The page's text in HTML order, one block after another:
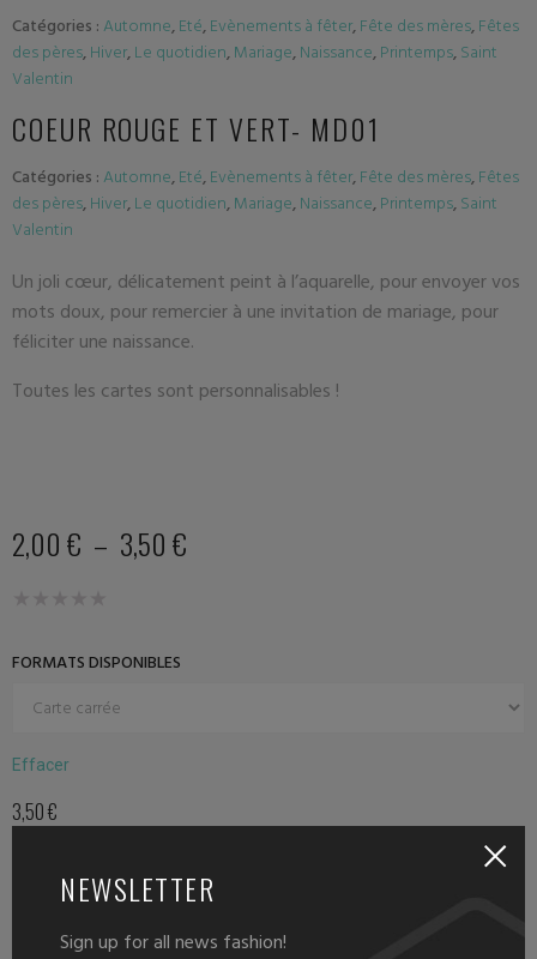
Catégories : Automne,Eté,Evènements à fêter,Fête des mères,Fêtes
des pères,Hiver,Le quotidien,Mariage,Naissance,Printemps,Saint
Valentin
COEUR ROUGE ET VERT- MD01
Catégories : Automne,Eté,Evènements à fêter,Fête des mères,Fêtes
des pères,Hiver,Le quotidien,Mariage,Naissance,Printemps,Saint
Valentin
Un joli cœur, délicatement peint à l’aquarelle, pour envoyer vos
mots doux, pour remercier à une invitation de mariage, pour
féliciter une naissance.
Toutes les cartes sont personnalisables !
2,00€ – 3,50€
FORMATS DISPONIBLES
Effacer
3,50€
AJOUTER AU PANIER
NEWSLETTER
Sign up for all news fashion!